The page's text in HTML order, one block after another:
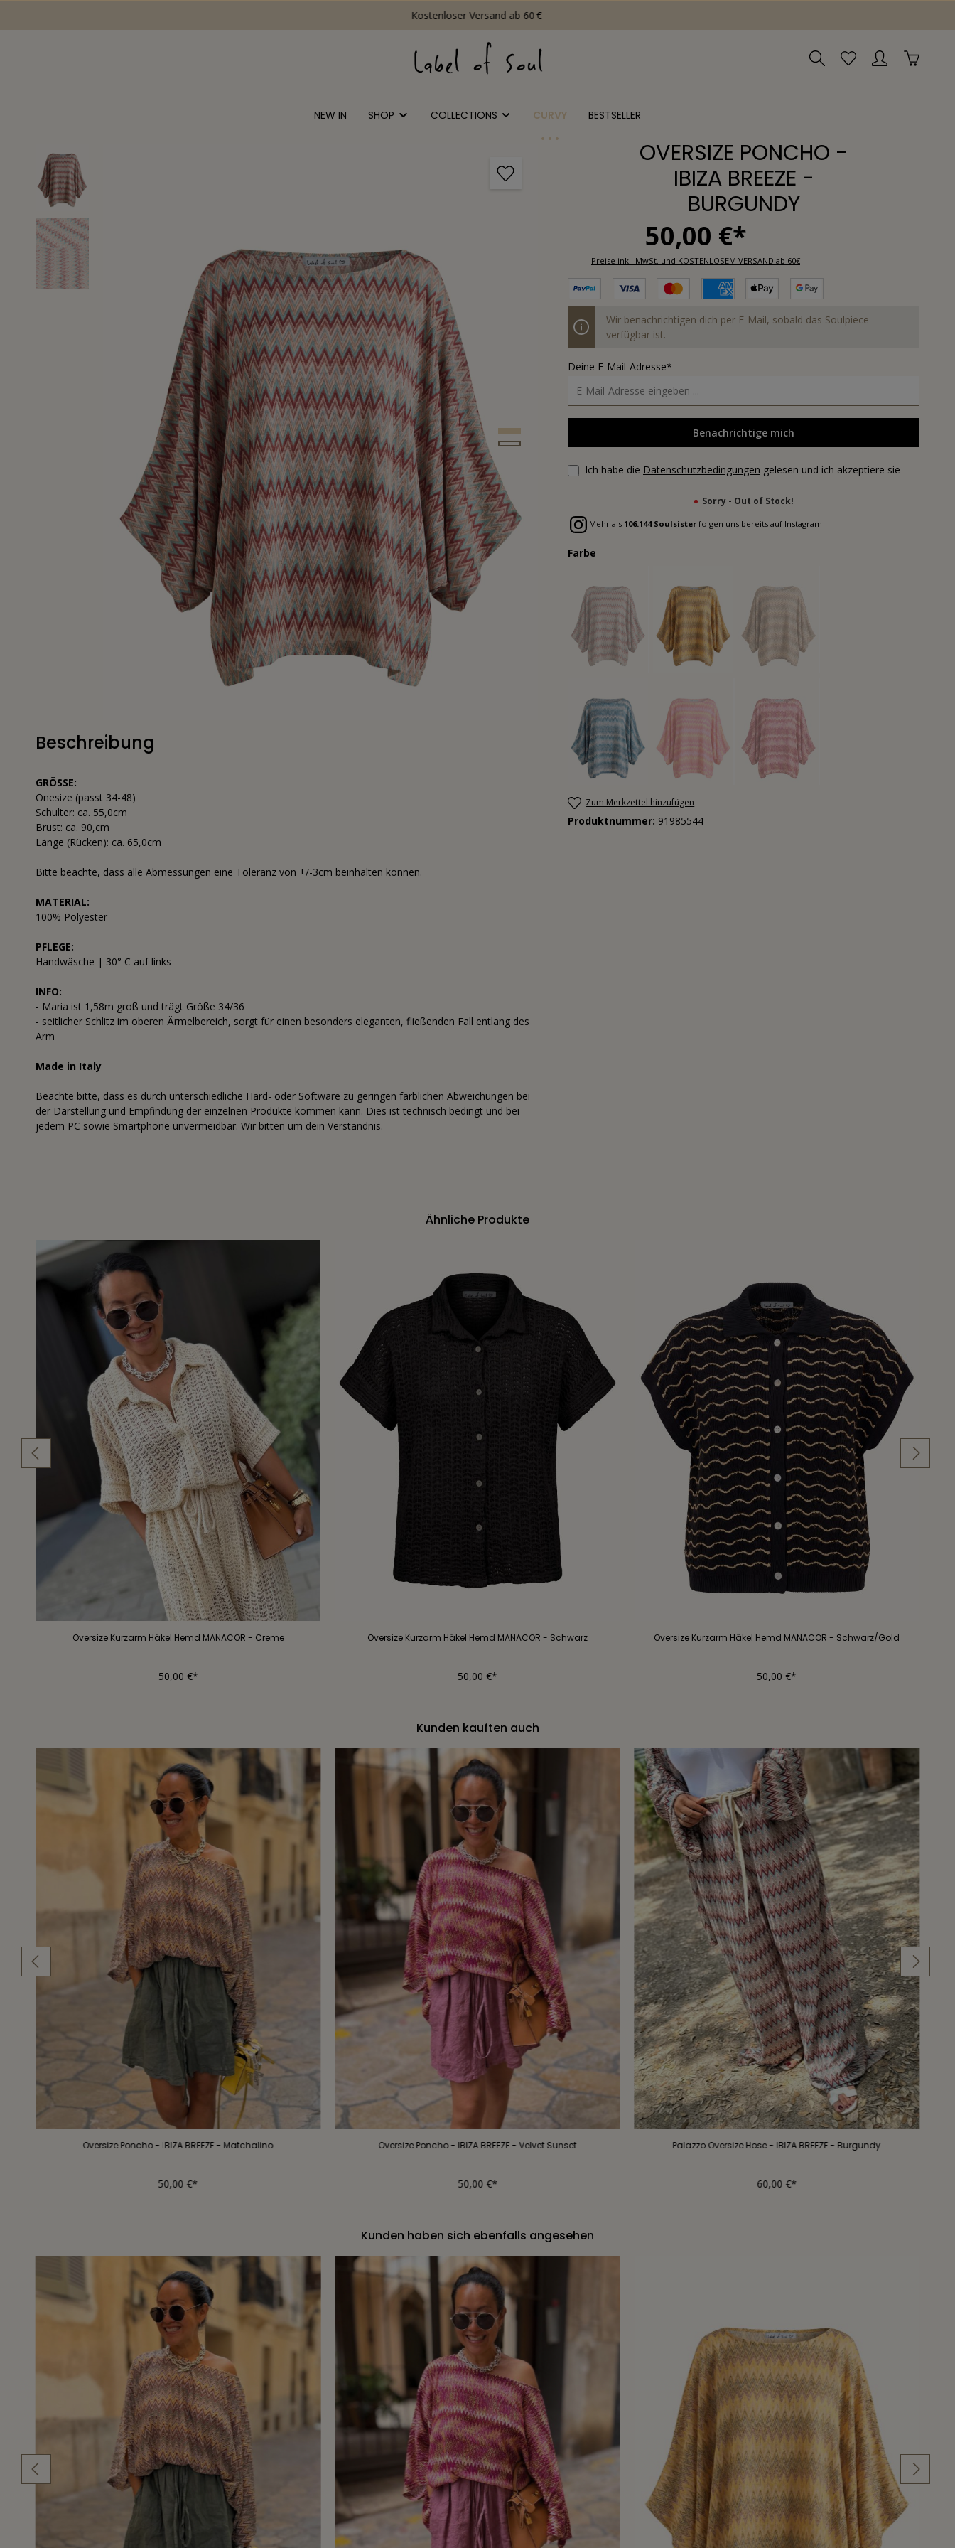
Kostenloser Versand ab 60 €
NEW IN SHOP COLLECTIONS CURVY BESTSELLER
OVERSIZE PONCHO -
IBIZA BREEZE -
BURGUNDY
50,00 €*
Preise inkl. MwSt. und KOSTENLOSEM VERSAND ab 60€
Wir benachrichtigen dich per E-Mail, sobald das Soulpiece
verfügbar ist.
Deine E-Mail-Adresse*
Benachrichtige mich
Ich habe die Datenschutzbedingungen gelesen und ich akzeptiere sie
Sorry - Out of Stock!
Mehr als 106.144 Soulsisterfolgen uns bereits auf Instagram
Farbe
Zum Merkzettel hinzufügen
Produktnummer: 91985544
Beschreibung
GRÖSSE:
Onesize (passt 34-48)
Schulter: ca. 55,0cm
Brust: ca. 90,cm
Länge (Rücken): ca. 65,0cm
Bitte beachte, dass alle Abmessungen eine Toleranz von +/-3cm beinhalten können.
MATERIAL:
100% Polyester
PFLEGE:
Handwäsche | 30° C auf links
INFO:
- Maria ist 1,58m groß und trägt Größe 34/36
- seitlicher Schlitz im oberen Ärmelbereich, sorgt für einen besonders eleganten, fließenden Fall entlang des
Arm
Made in Italy
Beachte bitte, dass es durch unterschiedliche Hard- oder Software zu geringen farblichen Abweichungen bei
der Darstellung und Empfindung der einzelnen Produkte kommen kann. Dies ist technisch bedingt und bei
jedem PC sowie Smartphone unvermeidbar. Wir bitten um dein Verständnis.
Ähnliche Produkte
Oversize Kurzarm Häkel Hemd MANACOR - Creme
50,00 €*
Oversize Kurzarm Häkel Hemd MANACOR - Schwarz
50,00 €*
Oversize Kurzarm Häkel Hemd MANACOR - Schwarz/Gold
50,00 €*
Kunden kauften auch
Oversize Poncho - IBIZA BREEZE - Matchalino
50,00 €*
Oversize Poncho - IBIZA BREEZE - Velvet Sunset
50,00 €*
Palazzo Oversize Hose - IBIZA BREEZE - Burgundy
60,00 €*
Kunden haben sich ebenfalls angesehen